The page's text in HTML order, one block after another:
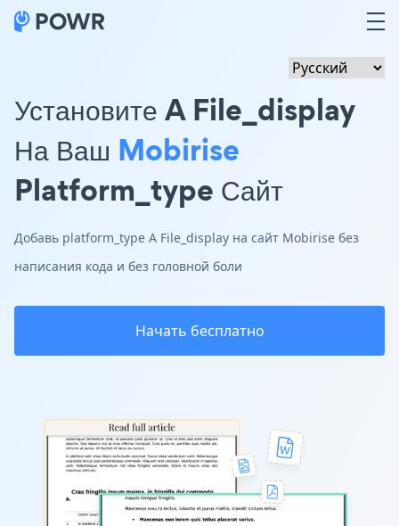
Установите A File_display
На Ваш Mobirise
Platform_type Сайт
Добавь platform_type A File_display на сайт Mobirise без
написания кода и без головной боли
Начать бесплатно